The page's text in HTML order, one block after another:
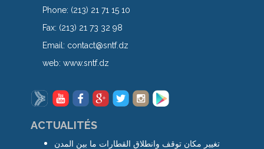
Phone: (213) 21 71 15 10
Fax: (213) 21 73 32 98
Email: contact@sntf.dz
web:www.sntf.dz
ACTUALITÉS
تغيير مكان توقف وانطلاق القطارات ما بين المدن